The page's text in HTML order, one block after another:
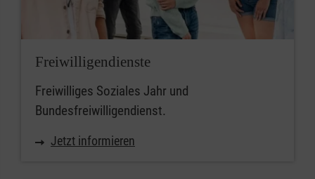
Freiwilligendienste
Freiwilliges Soziales Jahr und
Bundesfreiwilligendienst.
Jetzt informieren